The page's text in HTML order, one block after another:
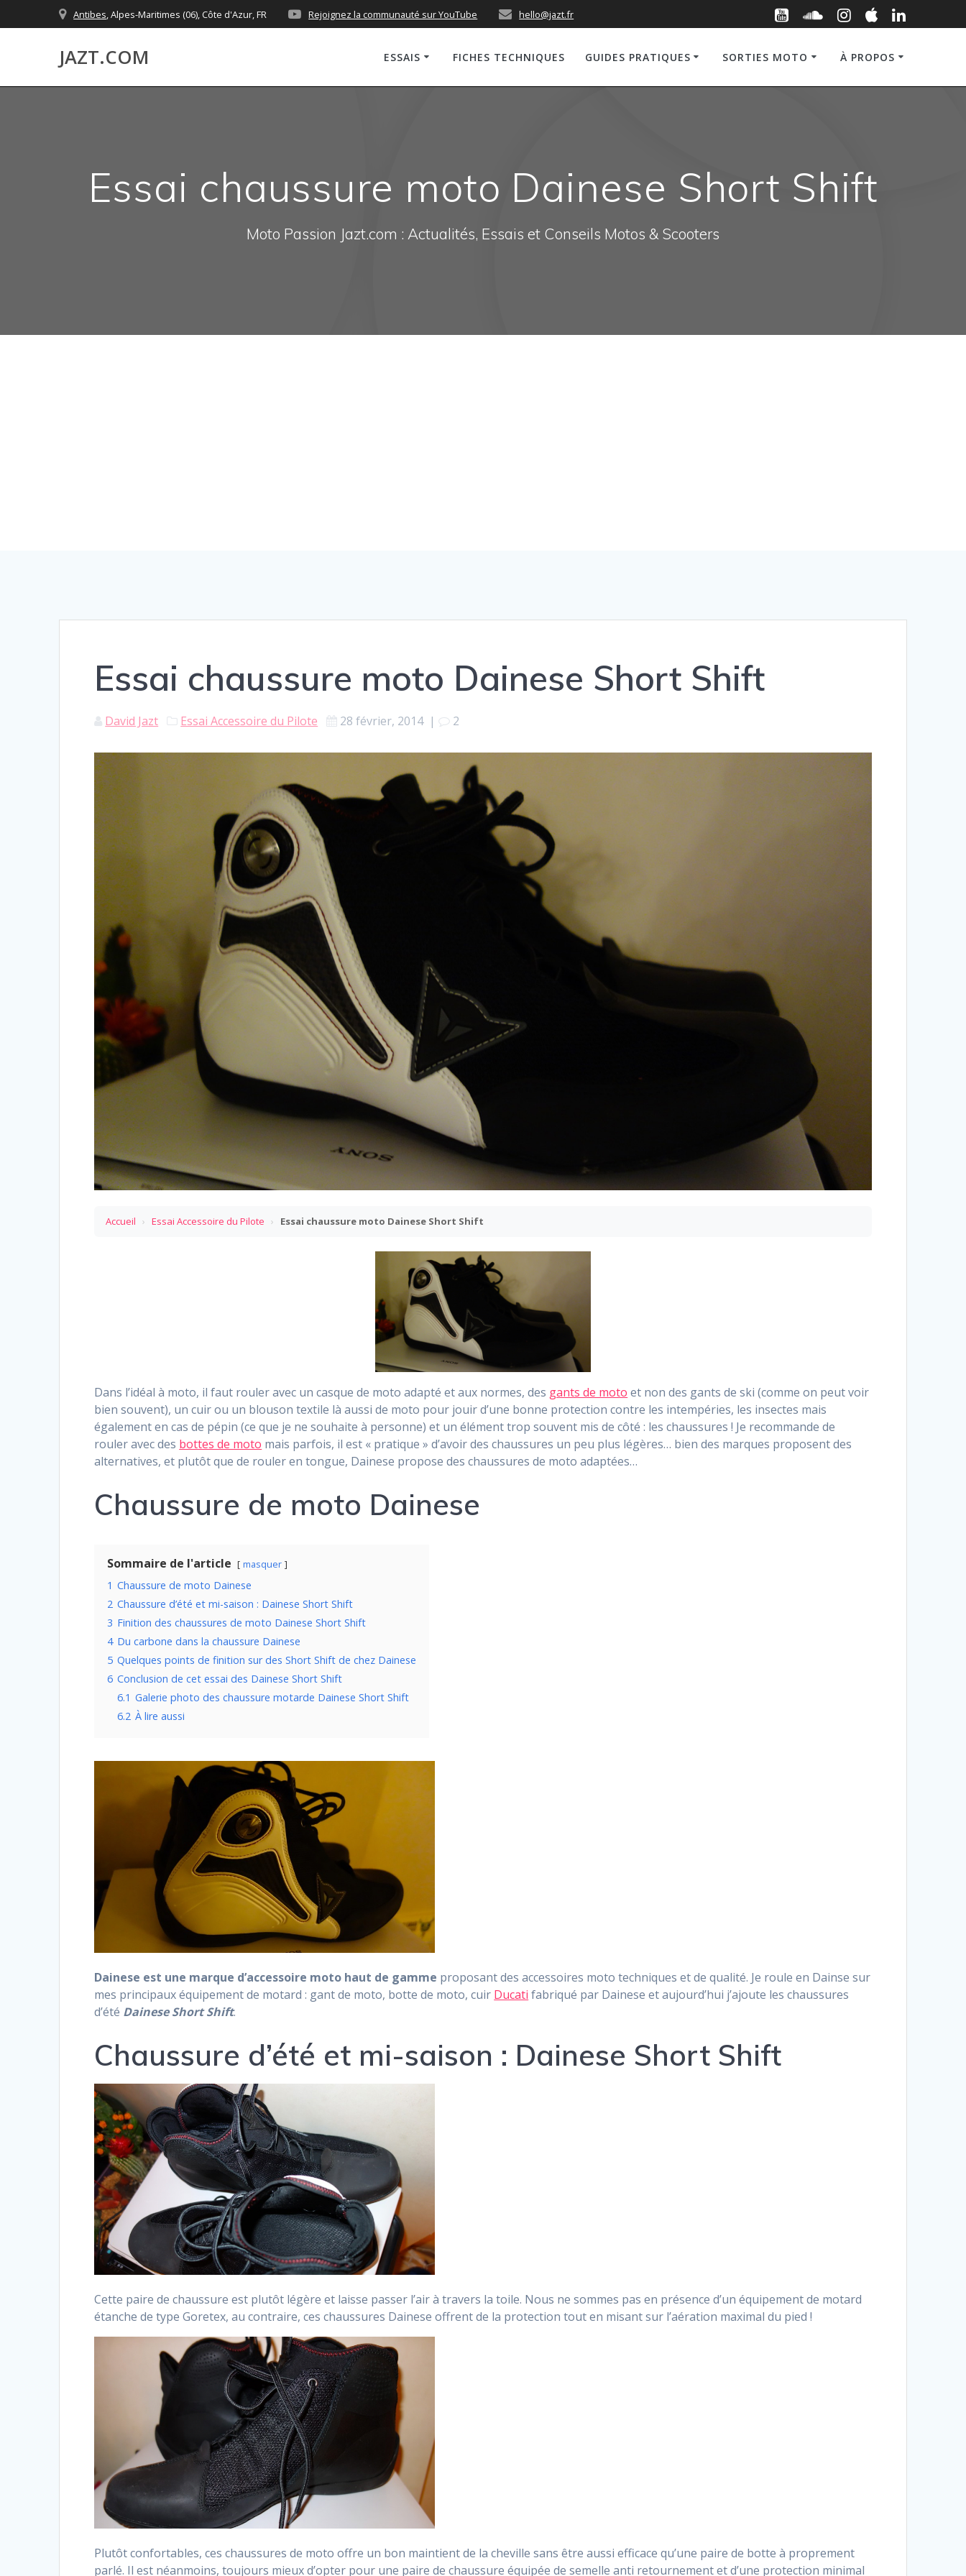
to
Antibes, Alpes-Maritimes (06), Côte d'Azur, FR Rejoignez la communauté sur YouTube hello@jazt.fr
JAZT.COM ESSAIS FICHES TECHNIQUES GUIDES PRATIQUES SORTIES MOTO À PROPOS
Essai chaussure moto Dainese Short Shift
Moto Passion Jazt.com : Actualités, Essais et Conseils Motos & Scooters
Essai chaussure moto Dainese Short Shift
David Jazt Essai Accessoire du Pilote 28 février, 2014| 2
Accueil › Essai Accessoire du Pilote › Essai chaussure moto Dainese Short Shift
Dans l’idéal à moto, il faut rouler avec un casque de moto adapté et aux normes, des gants de moto et non des gants de ski (comme on peut voir
bien souvent), un cuir ou un blouson textile là aussi de moto pour jouir d’une bonne protection contre les intempéries, les insectes mais
également en cas de pépin (ce que je ne souhaite à personne) et un élément trop souvent mis de côté : les chaussures ! Je recommande de
rouler avec des bottes de moto mais parfois, il est « pratique » d’avoir des chaussures un peu plus légères… bien des marques proposent des
alternatives, et plutôt que de rouler en tongue, Dainese propose des chaussures de moto adaptées…
Chaussure de moto Dainese
Sommaire de l'article masquer
1 Chaussure de moto Dainese
2 Chaussure d’été et mi-saison : Dainese Short Shift
3 Finition des chaussures de moto Dainese Short Shift
4 Du carbone dans la chaussure Dainese
5 Quelques points de finition sur des Short Shift de chez Dainese
6 Conclusion de cet essai des Dainese Short Shift
6.1 Galerie photo des chaussure motarde Dainese Short Shift
6.2 À lire aussi
Dainese est une marque d’accessoire moto haut de gamme proposant des accessoires moto techniques et de qualité. Je roule en Dainse sur
mes principaux équipement de motard : gant de moto, botte de moto, cuir Ducati fabriqué par Dainese et aujourd’hui j’ajoute les chaussures
d’été Dainese Short Shift.
Chaussure d’été et mi-saison : Dainese Short Shift
Cette paire de chaussure est plutôt légère et laisse passer l’air à travers la toile. Nous ne sommes pas en présence d’un équipement de motard
étanche de type Goretex, au contraire, ces chaussures Dainese offrent de la protection tout en misant sur l’aération maximal du pied !
Plutôt confortables, ces chaussures de moto offre un bon maintient de la cheville sans être aussi efficace qu’une paire de botte à proprement
parlé. Il est néanmoins, toujours mieux d’opter pour une paire de chaussure équipée de semelle anti retournement et d’une protection minimal